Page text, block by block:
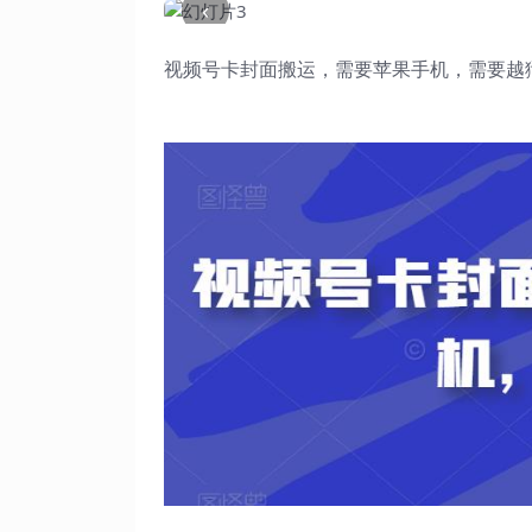
‹
视频号卡封面搬运，需要苹果手机，需要越